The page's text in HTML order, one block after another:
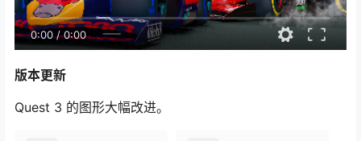
0:00/0:00
版本更新
Quest 3 的图形大幅改进。